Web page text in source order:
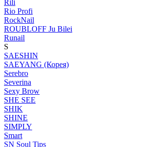
Rili
Rio Profi
RockNail
ROUBLOFF Ju Bilei
Runail
S
SAESHIN
SAEYANG (Корея)
Serebro
Severina
Sexy Brow
SHE SEE
SHIK
SHINE
SIMPLY
Smart
SN Soul Tips